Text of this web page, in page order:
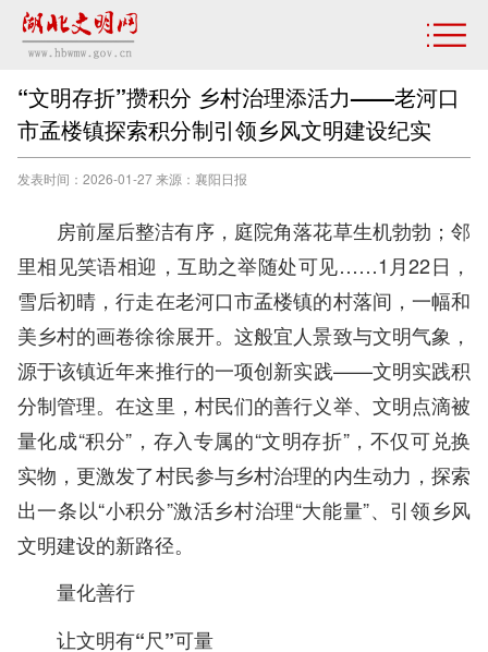
“文明存折”攒积分 乡村治理添活力——老河口
市孟楼镇探索积分制引领乡风文明建设纪实
发表时间：2026-01-27 来源：襄阳日报
房前屋后整洁有序，庭院角落花草生机勃勃；邻
里相见笑语相迎，互助之举随处可见……1月22日，
雪后初晴，行走在老河口市孟楼镇的村落间，一幅和
美乡村的画卷徐徐展开。这般宜人景致与文明气象，
源于该镇近年来推行的一项创新实践——文明实践积
分制管理。在这里，村民们的善行义举、文明点滴被
量化成“积分”，存入专属的“文明存折”，不仅可兑换
实物，更激发了村民参与乡村治理的内生动力，探索
出一条以“小积分”激活乡村治理“大能量”、引领乡风
文明建设的新路径。
量化善行
让文明有“尺”可量